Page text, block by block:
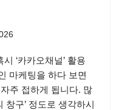
‘카카오채널’ 활용
마케팅을 하다 보면
주 접하게 됩니다. 많
창구’ 정도로 생각하시